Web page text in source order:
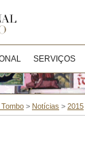
SERVIÇOS
> Notícias > 2015